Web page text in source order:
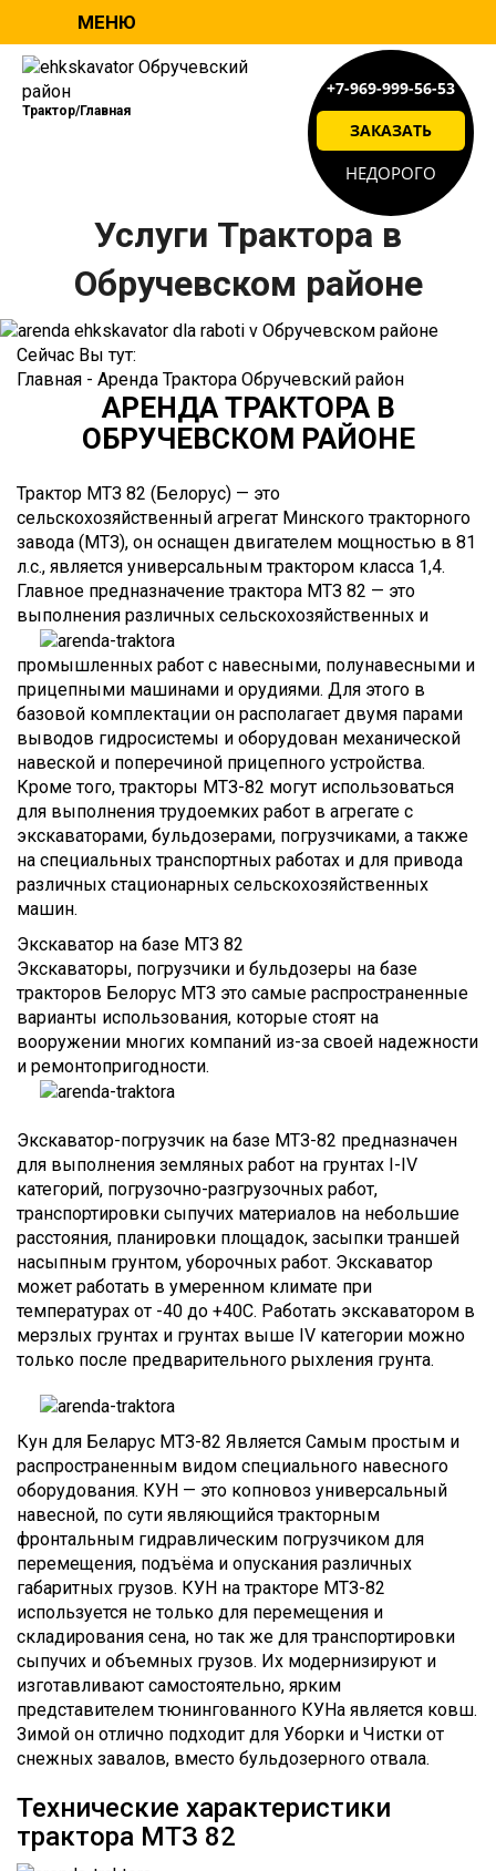
Трактор/Главная
Услуги Трактора в
Обручевском районе
+7-969-999-56-53
ЗАКАЗАТЬ
НЕДОРОГО
МЕНЮ
Сейчас Вы тут:
Главная - Аренда Трактора Обручевский район
АРЕНДА ТРАКТОРА В
ОБРУЧЕВСКОМ РАЙОНЕ
Трактор МТЗ 82 (Белорус) — это
сельскохозяйственный агрегат Минского тракторного
завода (МТЗ), он оснащен двигателем мощностью в 81
л.с., является универсальным трактором класса 1,4.
Главное предназначение трактора МТЗ 82 — это
выполнения различных сельскохозяйственных и
промышленных работ с навесными, полунавесными и
прицепными машинами и орудиями. Для этого в
базовой комплектации он располагает двумя парами
выводов гидросистемы и оборудован механической
навеской и поперечиной прицепного устройства.
Кроме того, тракторы МТЗ-82 могут использоваться
для выполнения трудоемких работ в агрегате с
экскаваторами, бульдозерами, погрузчиками, а также
на специальных транспортных работах и для привода
различных стационарных сельскохозяйственных
машин.
Экскаватор на базе МТЗ 82
Экскаваторы, погрузчики и бульдозеры на базе
тракторов Белорус МТЗ это самые распространенные
варианты использования, которые стоят на
вооружении многих компаний из-за своей надежности
и ремонтопригодности.
Экскаватор-погрузчик на базе МТЗ-82 предназначен
для выполнения земляных работ на грунтах I-IV
категорий, погрузочно-разгрузочных работ,
транспортировки сыпучих материалов на небольшие
расстояния, планировки площадок, засыпки траншей
насыпным грунтом, уборочных работ. Экскаватор
может работать в умеренном климате при
температурах от -40 до +40С. Работать экскаватором в
мерзлых грунтах и грунтах выше IV категории можно
только после предварительного рыхления грунта.
Кун для Беларус МТЗ-82 Является Самым простым и
распространенным видом специального навесного
оборудования. КУН — это копновоз универсальный
навесной, по сути являющийся тракторным
фронтальным гидравлическим погрузчиком для
перемещения, подъёма и опускания различных
габаритных грузов. КУН на тракторе МТЗ-82
используется не только для перемещения и
складирования сена, но так же для транспортировки
сыпучих и объемных грузов. Их модернизируют и
изготавливают самостоятельно, ярким
представителем тюнингованного КУНа является ковш.
Зимой он отлично подходит для Уборки и Чистки от
снежных завалов, вместо бульдозерного отвала.
Технические характеристики
трактора МТЗ 82